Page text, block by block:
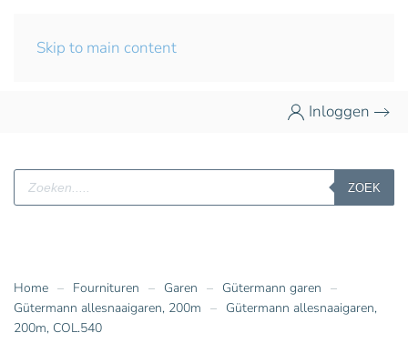
Skip to main content
Inloggen
Producten
zoeken
ZOEK
Home Fournituren Garen
Gütermann garen
Gütermann allesnaaigaren, 200m
Gütermann allesnaaigaren,
200m, COL.540